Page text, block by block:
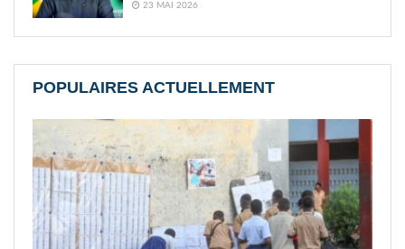
23 MAI 2026
POPULAIRES ACTUELLEMENT